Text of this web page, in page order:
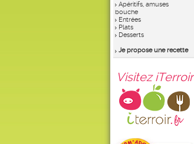
Apéritifs, amuses
bouche
Entrées
Plats
Desserts
Je propose une recette
Visitez iTerroir